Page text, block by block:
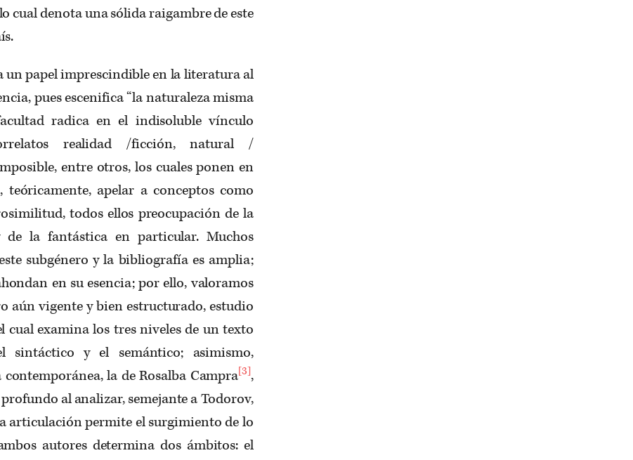
cual denota una sólida raigambre de este
un papel imprescindible en la literatura al
pues escenifica “la naturaleza misma
radica en el indisoluble vínculo
realidad /ficción, natural /
entre otros, los cuales ponen en
apelar a conceptos como
todos ellos preocupación de la
la fantástica en particular. Muchos
subgénero y la bibliografía es amplia;
en su esencia; por ello, valoramos
aún vigente y bien estructurado, estudio
cual examina los tres niveles de un texto
sintáctico y el semántico; asimismo,
la de Rosalba Campra[3],
al analizar, semejante a Todorov,
articulación permite el surgimiento de lo
autores determina dos ámbitos: el